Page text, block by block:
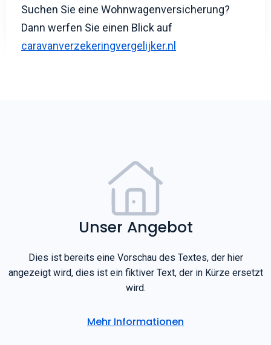
caravanverzekeringvergelijker.nl
Unser Angebot
Dies ist bereits eine Vorschau des Textes, der hier
angezeigt wird, dies ist ein fiktiver Text, der in Kürze ersetzt
Mehr Informationen